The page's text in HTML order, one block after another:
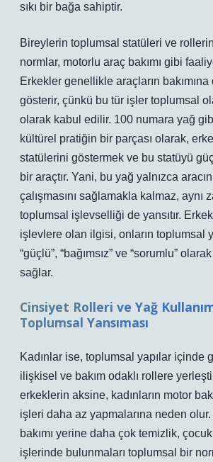
sıkı bir bağa sahiptir.
Bireylerin toplumsal statüleri ve
normlar, motorlu araç bakımı gibi
Erkekler genellikle araçların
gösterir, çünkü bu tür işler toplumsal
olarak kabul edilir. 100 numara yağ
kültürel pratiğin bir parçası olarak,
statülerini göstermek ve bu statüyü
bir araçtır. Yani, bu yağ yalnızca
çalışmasını sağlamakla kalmaz, aynı
toplumsal işlevselliği de yansıtır.
işlevlere olan ilgisi, onların toplumsal
“güçlü”, “bağımsız” ve “sorumlu”
sağlar.
Cinsiyet Rolleri ve Yağ
Toplumsal Yansıması
Kadınlar ise, toplumsal yapılar içinde
ilişkisel ve bakım odaklı rollere
erkeklerin aksine, kadınların motor
işleri daha az yapmalarına neden olur.
bakımı yerine daha çok temizlik, çocuk
işlerinde bulunmaları toplumsal bir